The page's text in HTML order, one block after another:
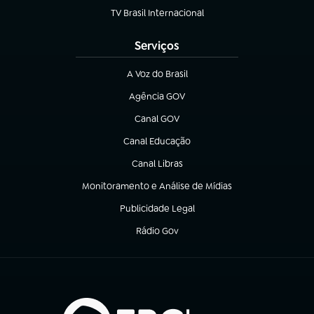
TV Brasil Internacional
(abre em nova aba)
Serviços
A Voz do Brasil
(abre em nova aba)
Agência GOV
(abre em nova aba)
Canal GOV
(abre em nova aba)
Canal Educação
(abre em nova aba)
Canal Libras
(abre em nova aba)
Monitoramento e Análise de Mídias
(abre em nova aba)
Publicidade Legal
(abre em nova aba)
Rádio Gov
(abre em nova aba)